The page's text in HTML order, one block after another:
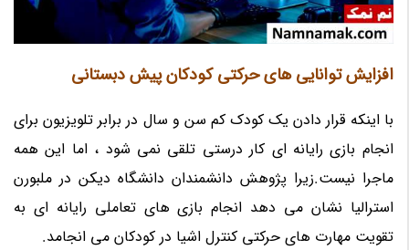
افزایش توانایی های حرکتی کودکان پیش دبستانی
با اینکه قرار دادن یک کودک کم سن و سال در برابر تلویزیون برای
انجام بازی رایانه ای کار درستی تلقی نمی شود ، اما این همه
ماجرا نیست.زیرا پژوهش دانشمندان دانشگاه دیکن در ملبورن
استرالیا نشان می دهد انجام بازی های تعاملی رایانه ای به
تقویت مهارت های حرکتی کنترل اشیا در کودکان می انجامد.